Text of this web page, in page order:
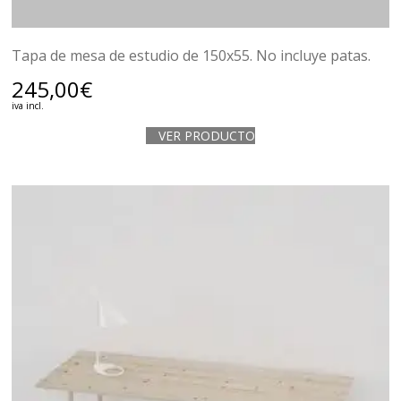
Tapa de mesa de estudio de 150x55. No incluye patas.
245,00€
iva incl.
VER PRODUCTO